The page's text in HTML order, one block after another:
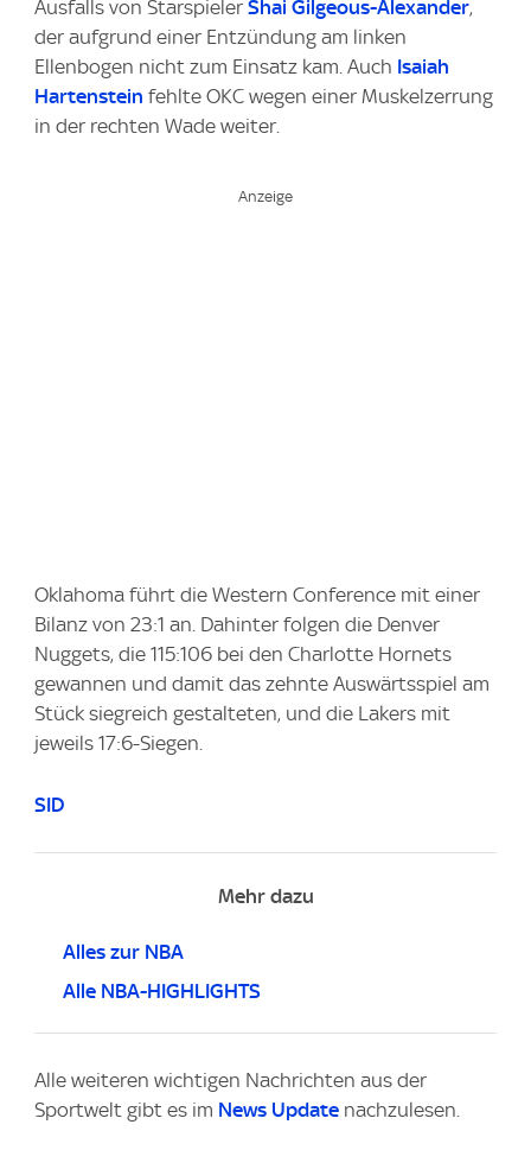
Ausfalls von Starspieler Shai Gilgeous-Alexander,
der aufgrund einer Entzündung am linken
Ellenbogen nicht zum Einsatz kam. Auch Isaiah
Hartenstein fehlte OKC wegen einer Muskelzerrung
in der rechten Wade weiter.
Oklahoma führt die Western Conference mit einer
Bilanz von 23:1 an. Dahinter folgen die Denver
Nuggets, die 115:106 bei den Charlotte Hornets
gewannen und damit das zehnte Auswärtsspiel am
Stück siegreich gestalteten, und die Lakers mit
jeweils 17:6-Siegen.
SID
Mehr dazu
Alles zur NBA
Alle NBA-HIGHLIGHTS
Alle weiteren wichtigen Nachrichten aus der
Sportwelt gibt es im News Update nachzulesen.